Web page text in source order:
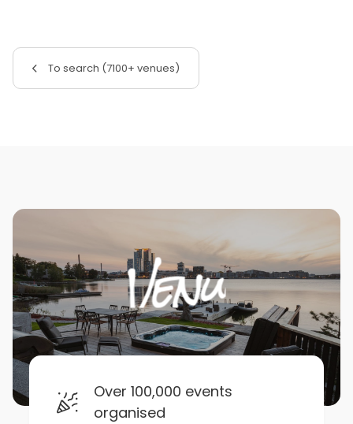
To search (7100+ venues)
Over 100,000 events
organised